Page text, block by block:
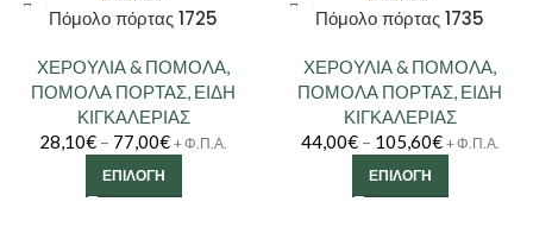
Πόμολο πόρτας 1725
ΧΕΡΟΥΛΙΑ & ΠΟΜΟΛΑ
ΠΟΜΟΛΑ ΠΟΡΤΑΣ ΕΙΔΗ
ΚΙΓΚΑΛΕΡΙΑΣ
28,10€ – 77,00€ + Φ.Π.Α.
ΕΠΙΛΟΓΉ
Πόμολο πόρτας 1735
ΧΕΡΟΥΛΙΑ & ΠΟΜΟΛΑ
ΠΟΜΟΛΑ ΠΟΡΤΑΣ ΕΙΔΗ
ΚΙΓΚΑΛΕΡΙΑΣ
44,00€ – 105,60€ + Φ.Π.Α.
ΕΠΙΛΟΓΉ